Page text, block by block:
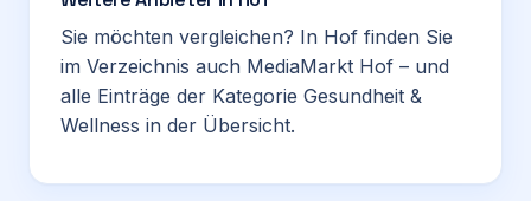
Sie möchten vergleichen? In Hof finden Sie
im Verzeichnis auch MediaMarkt Hof – und
alle Einträge der Kategorie Gesundheit &
Wellness in der Übersicht.